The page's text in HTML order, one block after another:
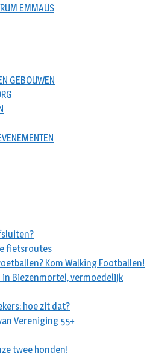
EMMAUS
GEBOUWEN
fietsroutes
Kom Walking Footballen!
Biezenmortel, vermoedelijk
hoe zit dat?
Vereniging 55+
twee honden!